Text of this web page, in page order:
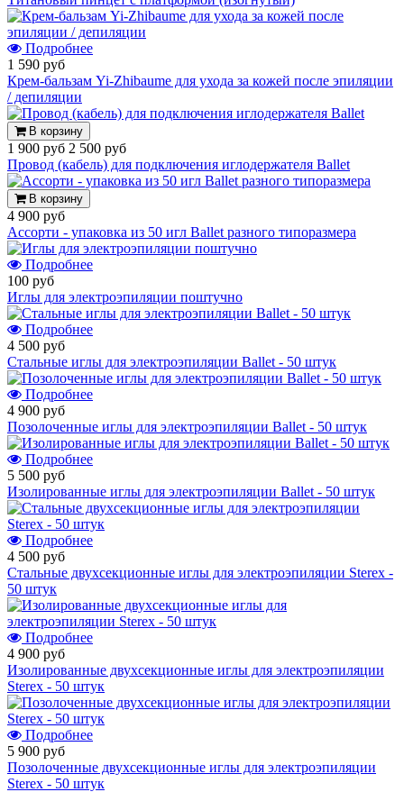
Подробнее
1 590 руб
Крем-бальзам Yi-Zhibaume для ухода за кожей после эпиляции
/ депиляции
В корзину
1 900 руб 2 500 руб
Провод (кабель) для подключения иглодержателя Ballet
В корзину
4 900 руб
Ассорти - упаковка из 50 игл Ballet разного типоразмера
Подробнее
100 руб
Иглы для электроэпиляции поштучно
Подробнее
4 500 руб
Стальные иглы для электроэпиляции Ballet - 50 штук
Подробнее
4 900 руб
Позолоченные иглы для электроэпиляции Ballet - 50 штук
Подробнее
5 500 руб
Изолированные иглы для электроэпиляции Ballet - 50 штук
Подробнее
4 500 руб
Стальные двухсекционные иглы для электроэпиляции Sterex -
50 штук
Подробнее
4 900 руб
Изолированные двухсекционные иглы для электроэпиляции
Sterex - 50 штук
Подробнее
5 900 руб
Позолоченные двухсекционные иглы для электроэпиляции
Sterex - 50 штук